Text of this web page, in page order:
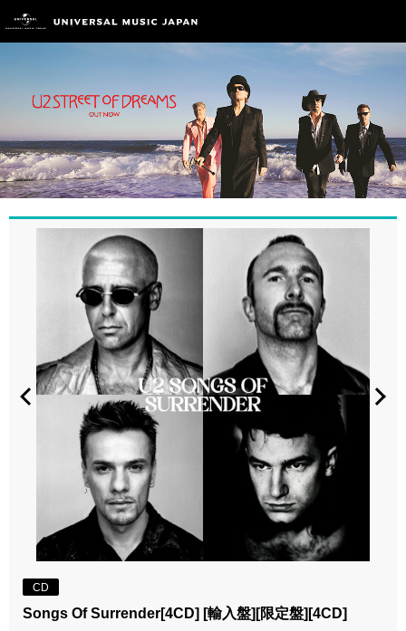
CD
Songs Of Surrender[4CD] [輸入盤][限定盤][4CD]